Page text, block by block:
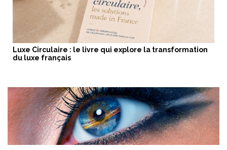
Luxe Circulaire : le livre qui explore la transformation
du luxe français